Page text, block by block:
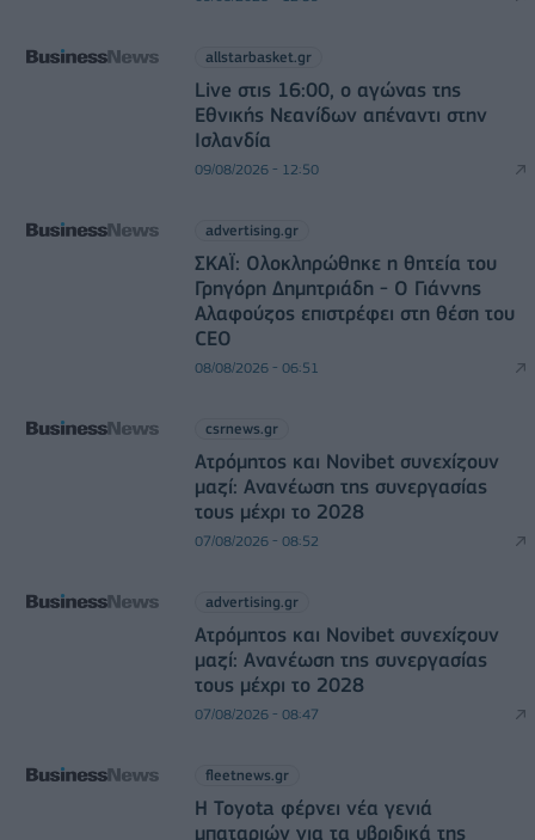
allstarbasket.gr
Live στις 16:00, ο αγώνας της
Εθνικής Νεανίδων απέναντι στην
Ισλανδία
09/08/2026 - 12:50
advertising.gr
ΣΚΑΪ: Ολοκληρώθηκε η θητεία του
Γρηγόρη Δημητριάδη - Ο Γιάννης
Αλαφούζος επιστρέφει στη θέση του
CEO
08/08/2026 - 06:51
csrnews.gr
Ατρόμητος και Novibet συνεχίζουν
μαζί: Ανανέωση της συνεργασίας
τους μέχρι το 2028
07/08/2026 - 08:52
advertising.gr
Ατρόμητος και Novibet συνεχίζουν
μαζί: Ανανέωση της συνεργασίας
τους μέχρι το 2028
07/08/2026 - 08:47
fleetnews.gr
Η Toyota φέρνει νέα γενιά
μπαταριών για τα υβριδικά της